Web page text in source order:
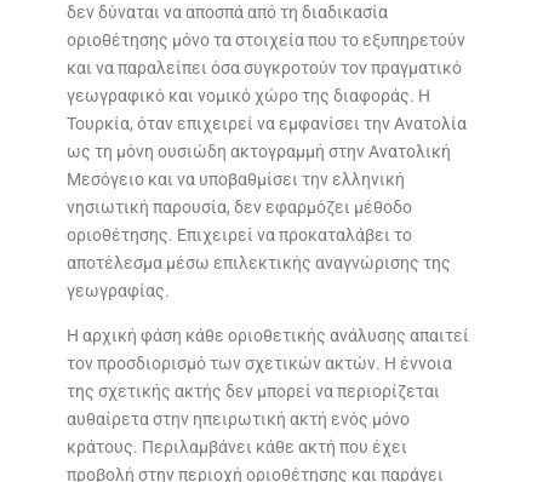
δεν δύναται να αποσπά από τη διαδικασία
οριοθέτησης μόνο τα στοιχεία που το εξυπηρετούν
και να παραλείπει όσα συγκροτούν τον πραγματικό
γεωγραφικό και νομικό χώρο της διαφοράς. Η
Τουρκία, όταν επιχειρεί να εμφανίσει την Ανατολία
ως τη μόνη ουσιώδη ακτογραμμή στην Ανατολική
Μεσόγειο και να υποβαθμίσει την ελληνική
νησιωτική παρουσία, δεν εφαρμόζει μέθοδο
οριοθέτησης. Επιχειρεί να προκαταλάβει το
αποτέλεσμα μέσω επιλεκτικής αναγνώρισης της
γεωγραφίας.
Η αρχική φάση κάθε οριοθετικής ανάλυσης απαιτεί
τον προσδιορισμό των σχετικών ακτών. Η έννοια
της σχετικής ακτής δεν μπορεί να περιορίζεται
αυθαίρετα στην ηπειρωτική ακτή ενός μόνο
κράτους. Περιλαμβάνει κάθε ακτή που έχει
προβολή στην περιοχή οριοθέτησης και παράγει